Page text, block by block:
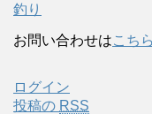
釣り
お問い合わせはこちら
ログイン
投稿の RSS